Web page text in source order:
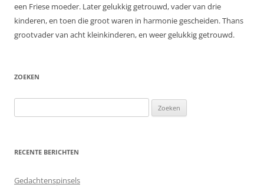
een Friese moeder. Later gelukkig getrouwd, vader van drie
kinderen, en toen die groot waren in harmonie gescheiden. Thans
grootvader van acht kleinkinderen, en weer gelukkig getrouwd.
ZOEKEN
naar:
RECENTE BERICHTEN
Gedachtenspinsels